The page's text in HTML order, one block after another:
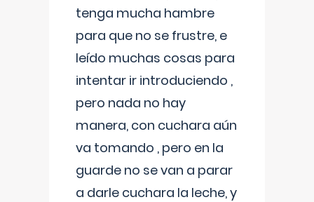
tenga mucha hambre
para que no se frustre, e
leído muchas cosas para
intentar ir introduciendo ,
pero nada no hay
manera, con cuchara aún
va tomando , pero en la
guarde no se van a parar
a darle cuchara la leche, y